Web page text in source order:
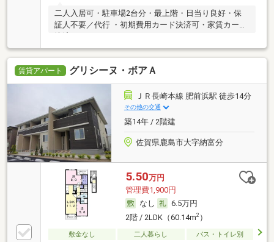
二人入居可・駐車場2台分・最上階・日当り良好・保
証人不要／代行 ・初期費用カード決済可・家賃カード
決済可
賃貸アパート グリシーヌ・ボアＡ
ＪＲ長崎本線 肥前浜駅 徒歩14分
その他の交通
築14年 / 2階建
佐賀県鹿島市大字納富分
5.50万円
管理費1,900円
なし
6.5万円
2階 / 2LDK（60.14m2）
敷金なし 二人暮らし
バス・トイレ別